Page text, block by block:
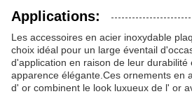
Applications:
Les accessoires en acier inoxydable
choix idéal pour un large éventail
d'application en raison de leur
apparence élégante.Ces ornements en
d' or combinent le look luxueux de l' or